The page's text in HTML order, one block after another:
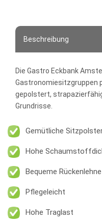
Beschreibung
Die Gastro Eckbank
Gastronomiesitzgruppen
gepolstert,
Grundrisse.
Gemütliche
Hohe
Bequeme Rückenlehne
Pflegeleicht
Hohe Traglast